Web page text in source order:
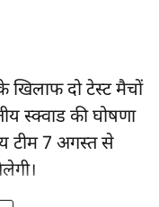
खिलाफ दो टेस्ट मैचों
स्क्वाड की घोषणा
टीम 7 अगस्त से